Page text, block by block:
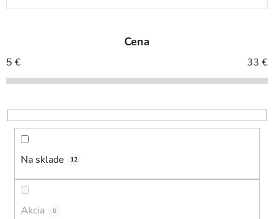
d
i
e
r
o
Cena
5 € 33 €
Na sklade 12
Akcia 0